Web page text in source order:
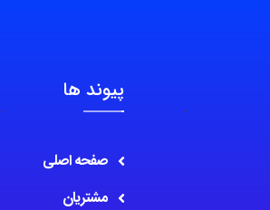
پیوند ها
صفحه اصلی
مشتریان